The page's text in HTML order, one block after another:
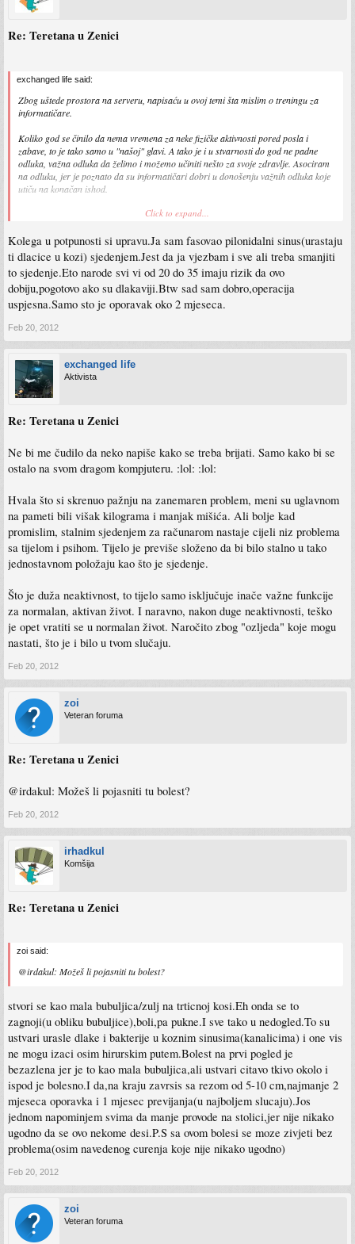
Re: Teretana u Zenici
exchanged life said:
Zbog uštede prostora na serveru, napisaću u ovoj temi šta mislim o treningu za
informatičare.
Koliko god se činilo da nema vremena za neke fizičke aktivnosti pored posla i
zabave, to je tako samo u "našoj" glavi. A tako je i u stvarnosti do god ne padne
odluka, važna odluka da želimo i možemo učiniti nešto za svoje zdravlje. Asociram
na odluku, jer je poznato da su informatičari dobri u donošenju važnih odluka koje
utiču na konačan ishod.
Samo još treba razjasniti sebi da na konačan ishod utiče i zdravlje koje se ugrožava
zdravlje.
Click to expand...
Kolega u potpunosti si upravu.Ja sam fasovao pilonidalni sinus(urastaju
ti dlacice u kozi) sjedenjem.Jest da ja vjezbam i sve ali treba smanjiti
to sjedenje.Eto narode svi vi od 20 do 35 imaju rizik da ovo
dobiju,pogotovo ako su dlakaviji.Btw sad sam dobro,operacija
uspjesna.Samo sto je oporavak oko 2 mjeseca.
Feb 20, 2012
exchanged life
Aktivista
Re: Teretana u Zenici
Ne bi me čudilo da neko napiše kako se treba brijati. Samo kako bi se
ostalo na svom dragom kompjuteru. :lol: :lol:
Hvala što si skrenuo pažnju na zanemaren problem, meni su uglavnom
na pameti bili višak kilograma i manjak mišića. Ali bolje kad
promislim, stalnim sjedenjem za računarom nastaje cijeli niz problema
sa tijelom i psihom. Tijelo je previše složeno da bi bilo stalno u tako
jednostavnom položaju kao što je sjedenje.
Što je duža neaktivnost, to tijelo samo isključuje inače važne funkcije
za normalan, aktivan život. I naravno, nakon duge neaktivnosti, teško
je opet vratiti se u normalan život. Naročito zbog "ozljeda" koje mogu
nastati, što je i bilo u tvom slučaju.
Feb 20, 2012
zoi
Veteran foruma
Re: Teretana u Zenici
@irdakul: Možeš li pojasniti tu bolest?
Feb 20, 2012
irhadkul
Komšija
Re: Teretana u Zenici
zoi said:
@irdakul: Možeš li pojasniti tu bolest?
stvori se kao mala bubuljica/zulj na trticnoj kosi.Eh onda se to
zagnoji(u obliku bubuljice),boli,pa pukne.I sve tako u nedogled.To su
ustvari urasle dlake i bakterije u koznim sinusima(kanalicima) i one vis
ne mogu izaci osim hirurskim putem.Bolest na prvi pogled je
bezazlena jer je to kao mala bubuljica,ali ustvari citavo tkivo okolo i
ispod je bolesno.I da,na kraju zavrsis sa rezom od 5-10 cm,najmanje 2
mjeseca oporavka i 1 mjesec previjanja(u najboljem slucaju).Jos
jednom napominjem svima da manje provode na stolici,jer nije nikako
ugodno da se ovo nekome desi.P.S sa ovom bolesi se moze zivjeti bez
problema(osim navedenog curenja koje nije nikako ugodno)
Feb 20, 2012
zoi
Veteran foruma